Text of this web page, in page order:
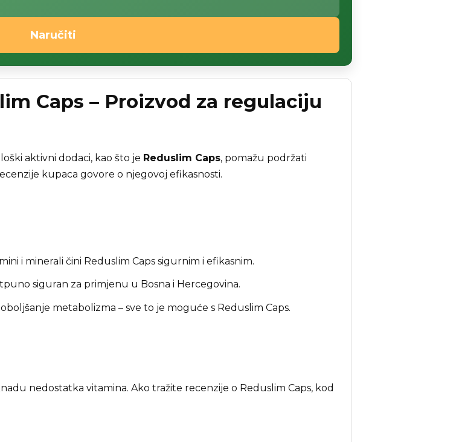
Naručiti
Caps – Proizvod za regulaciju
aktivni dodaci, kao što je Reduslim Caps, pomažu podržati
kupaca govore o njegovoj efikasnosti.
i minerali čini Reduslim Caps sigurnim i efikasnim.
siguran za primjenu u Bosna i Hercegovina.
metabolizma – sve to je moguće s Reduslim Caps.
nedostatka vitamina. Ako tražite recenzije o Reduslim Caps, kod